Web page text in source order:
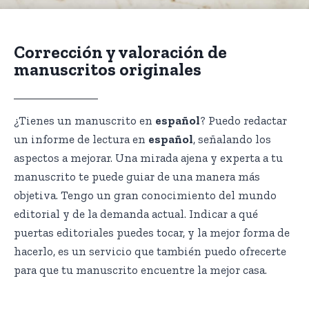
Corrección y valoración de
manuscritos originales
¿Tienes un manuscrito en español? Puedo redactar
un informe de lectura en español, señalando los
aspectos a mejorar. Una mirada ajena y experta a tu
manuscrito te puede guiar de una manera más
objetiva. Tengo un gran conocimiento del mundo
editorial y de la demanda actual. Indicar a qué
puertas editoriales puedes tocar, y la mejor forma de
hacerlo, es un servicio que también puedo ofrecerte
para que tu manuscrito encuentre la mejor casa.